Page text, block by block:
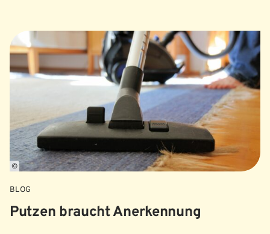
©
BLOG
Putzen braucht Anerkennung